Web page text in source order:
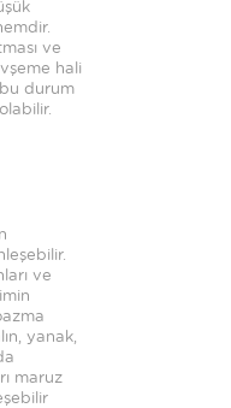
ve
hali
durum
ve
yanak,
maruz